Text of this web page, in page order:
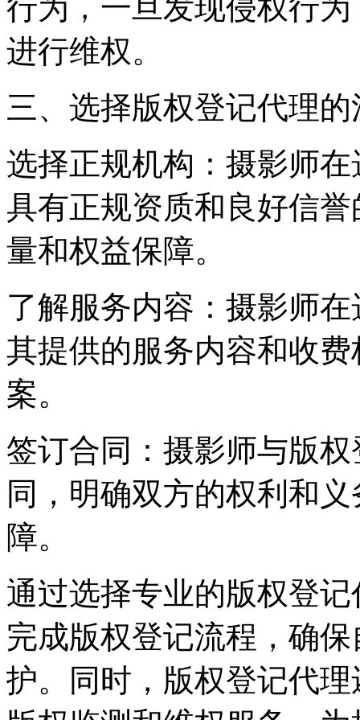
行为，一旦发现侵权行
进行维权。
三、选择版权登记代理
选择正规机构：摄影师
具有正规资质和良好信
量和权益保障。
了解服务内容：摄影师
其提供的服务内容和收
案。
签订合同：摄影师与版
同，明确双方的权利和
障。
通过选择专业的版权登
完成版权登记流程，确
护。同时，版权登记代